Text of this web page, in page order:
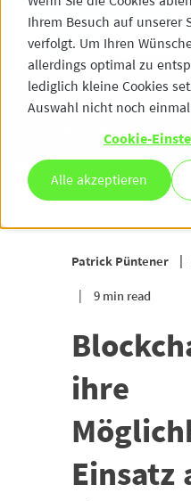
Ihrem Besuch auf unserer
verfolgt. Um Ihren
allerdings optimal zu
lediglich kleine Cookies
Auswahl nicht noch
Cookie-
Alle akzeptieren
Patrick Püntener
9 min read
ihre
Einsatz